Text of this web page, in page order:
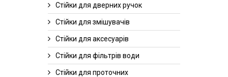
Стійки для дверних ручок
Стійки для змішувачів
Стійки для аксесуарів
Стійки для фільтрів води
Стійки для проточних